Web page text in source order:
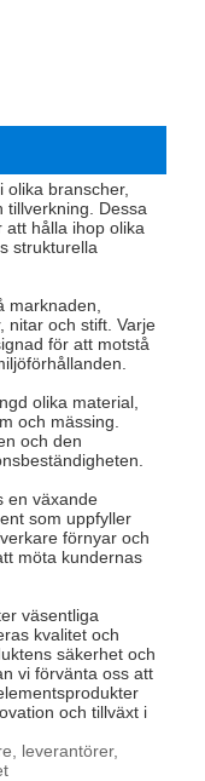
branscher,
tillverkning. Dessa
hålla ihop olika
strukturella
marknaden,
nitar och stift. Varje
för att motstå
olika material,
och mässing.
och den
en växande
som uppfyller
förnyar och
möta kundernas
väsentliga
kvalitet och
säkerhet och
vi förvänta oss att
och tillväxt i
leverantörer,